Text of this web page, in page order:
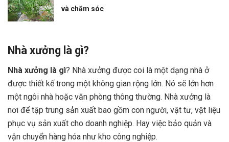
và chăm sóc
Nhà xưởng là gì?
Nhà xưởng là gì? Nhà xưởng được coi là một dạng nhà ở
được thiết kế trong một không gian rộng lớn. Nó sẽ lớn hơn
một ngôi nhà hoặc văn phòng thông thường. Nhà xưởng là
nơi để tập trung sản xuất bao gồm con người, vật tư, vật liệu
phục vụ sản xuất cho doanh nghiệp. Hay việc bảo quản và
vận chuyển hàng hóa như kho công nghiệp.